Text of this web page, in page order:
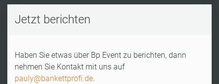
Jetzt berichten
Haben Sie etwas über Bp Event zu berichten, dann
nehmen Sie Kontakt mit uns auf
pauly@bankettprofi.de.